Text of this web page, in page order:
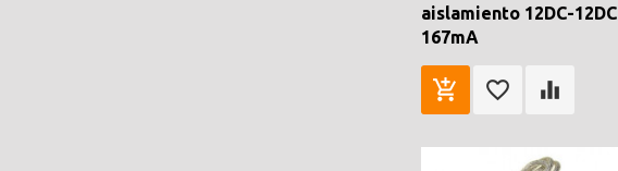
aislamiento 12DC-12DC
167mA